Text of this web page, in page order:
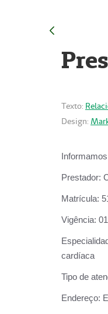
Texto:
Design:
Prestador:
Matrícula:
Vigência:
cardíaca
Tipo de
Endereço: